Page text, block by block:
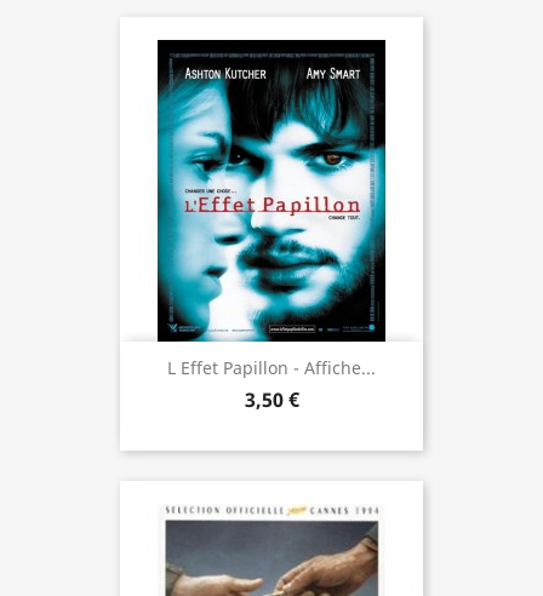
L Effet Papillon - Affiche...
3,50 €